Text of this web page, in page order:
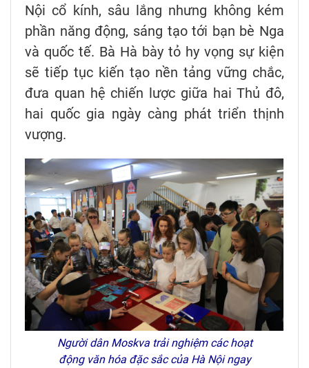
Nội cổ kính, sâu lắng nhưng không kém
phần năng động, sáng tạo tới bạn bè Nga
và quốc tế. Bà Hà bày tỏ hy vọng sự kiện
sẽ tiếp tục kiến tạo nền tảng vững chắc,
đưa quan hệ chiến lược giữa hai Thủ đô,
hai quốc gia ngày càng phát triển thịnh
vượng.
Người dân Moskva trải nghiệm các hoạt
động văn hóa đặc sắc của Hà Nội ngay